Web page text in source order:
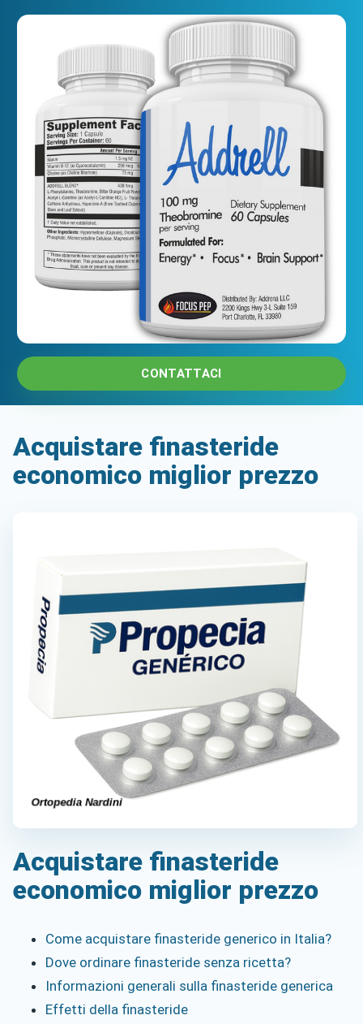
CONTATTACI
Acquistare finasteride
economico miglior prezzo
Acquistare finasteride
economico miglior prezzo
Come acquistare finasteride generico in Italia?
Dove ordinare finasteride senza ricetta?
Informazioni generali sulla finasteride generica
Effetti della finasteride